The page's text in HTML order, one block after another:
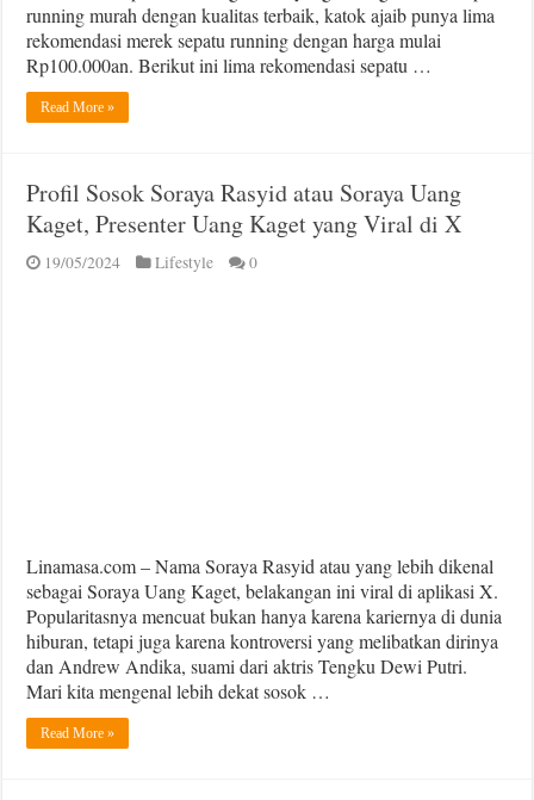
running murah dengan kualitas terbaik, katok ajaib punya lima
rekomendasi merek sepatu running dengan harga mulai
Rp100.000an. Berikut ini lima rekomendasi sepatu …
Read More »
Profil Sosok Soraya Rasyid atau Soraya Uang
Kaget, Presenter Uang Kaget yang Viral di X
19/05/2024 Lifestyle 0
Linamasa.com – Nama Soraya Rasyid atau yang lebih dikenal
sebagai Soraya Uang Kaget, belakangan ini viral di aplikasi X.
Popularitasnya mencuat bukan hanya karena kariernya di dunia
hiburan, tetapi juga karena kontroversi yang melibatkan dirinya
dan Andrew Andika, suami dari aktris Tengku Dewi Putri.
Mari kita mengenal lebih dekat sosok …
Read More »